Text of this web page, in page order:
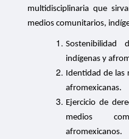
multidisciplinaria que
medios comunitarios,
Sostenibilidad
indígenas y
Identidad de las
afromexicanas.
Ejercicio de
medios
afromexicanos.